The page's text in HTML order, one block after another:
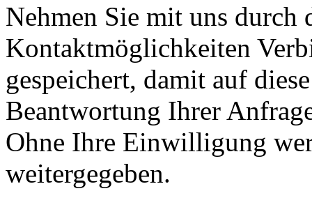
Nehmen Sie mit uns durch
Kontaktmöglichkeiten
gespeichert, damit auf
Beantwortung Ihrer
Ohne Ihre Einwilligung
weitergegeben.